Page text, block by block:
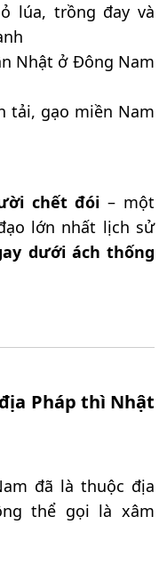
lúa, trồng đay và
Nhật ở Đông Nam
tải, gạo miền Nam
chết đói – một
lớn nhất lịch sử
dưới ách thống
Pháp thì Nhật
đã là thuộc địa
thể gọi là xâm